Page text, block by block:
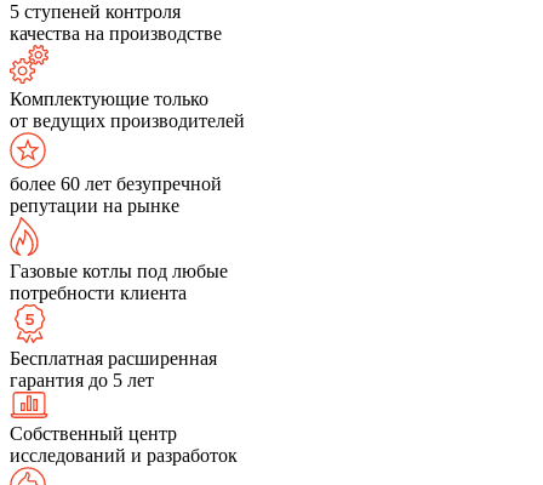
5 ступеней контроля
качества на производстве
Комплектующие только
от ведущих производителей
более 60 лет безупречной
репутации на рынке
Газовые котлы под любые
потребности клиента
Бесплатная расширенная
гарантия до 5 лет
Собственный центр
исследований и разработок